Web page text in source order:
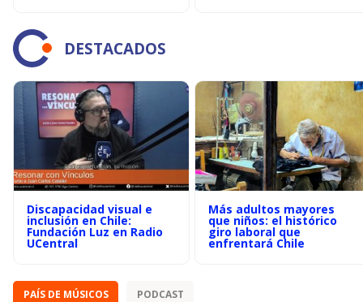
DESTACADOS
Discapacidad visual e
inclusión en Chile:
Fundación Luz en Radio
UCentral
Más adultos mayores
que niños: el histórico
giro laboral que
enfrentará Chile
PAÍS DE MÚSICOS PODCAST